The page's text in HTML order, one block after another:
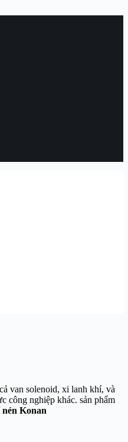
van solenoid, xi lanh khí, và
công nghiệp khác. sản phẩm
Konan